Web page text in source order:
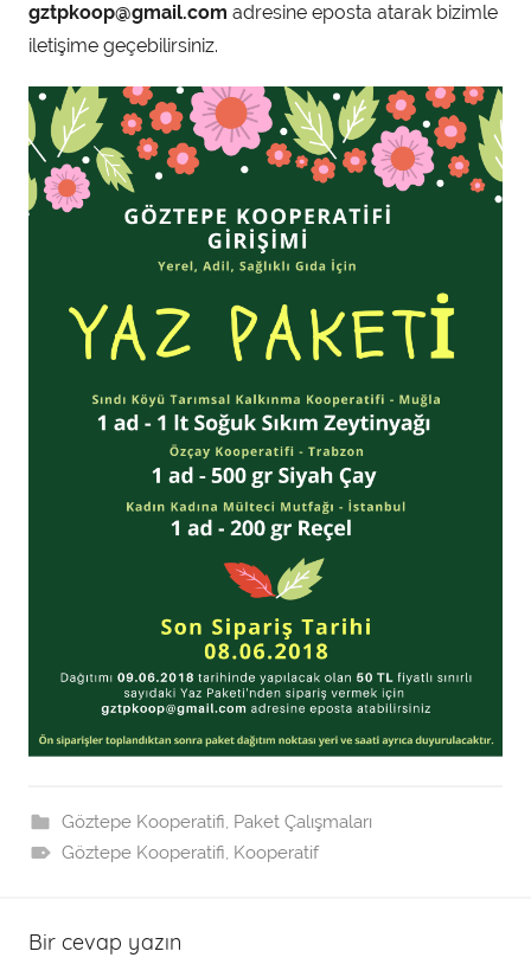
gztpkoop@gmail.com adresine eposta atarak bizimle
iletişime geçebilirsiniz.
Göztepe Kooperatifi, Paket Çalışmaları
Göztepe Kooperatifi, Kooperatif
Bir cevap yazın